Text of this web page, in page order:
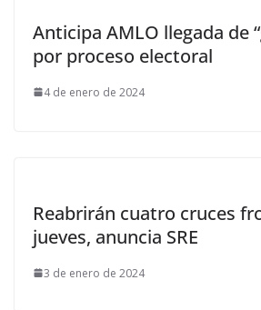
Anticipa AMLO llegada de
por proceso electoral
4 de enero de 2024
Reabrirán cuatro cruces
jueves, anuncia SRE
3 de enero de 2024